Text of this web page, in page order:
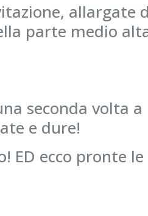
allargate
parte medio
seconda volta
e dure!
ED ecco pronte le